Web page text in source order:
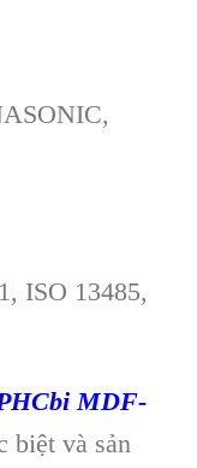
ISO 13485,
MDF-
biệt và sản